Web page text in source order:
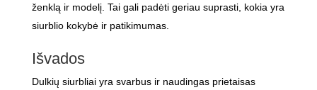
ženklą ir modelį. Tai gali padėti geriau suprasti, kokia yra
siurblio kokybė ir patikimumas.
Išvados
Dulkių siurbliai yra svarbus ir naudingas prietaisas